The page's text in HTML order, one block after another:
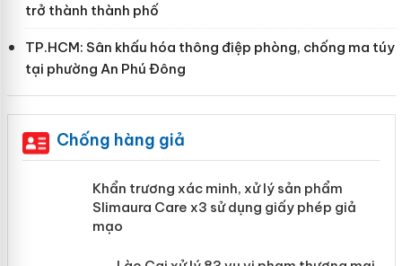
trở thành thành phố
TP.HCM: Sân khấu hóa thông điệp phòng, chống ma túy
tại phường An Phú Đông
Chống hàng giả
Khẩn trương xác minh, xử lý sản phẩm
Slimaura Care x3 sử dụng giấy phép